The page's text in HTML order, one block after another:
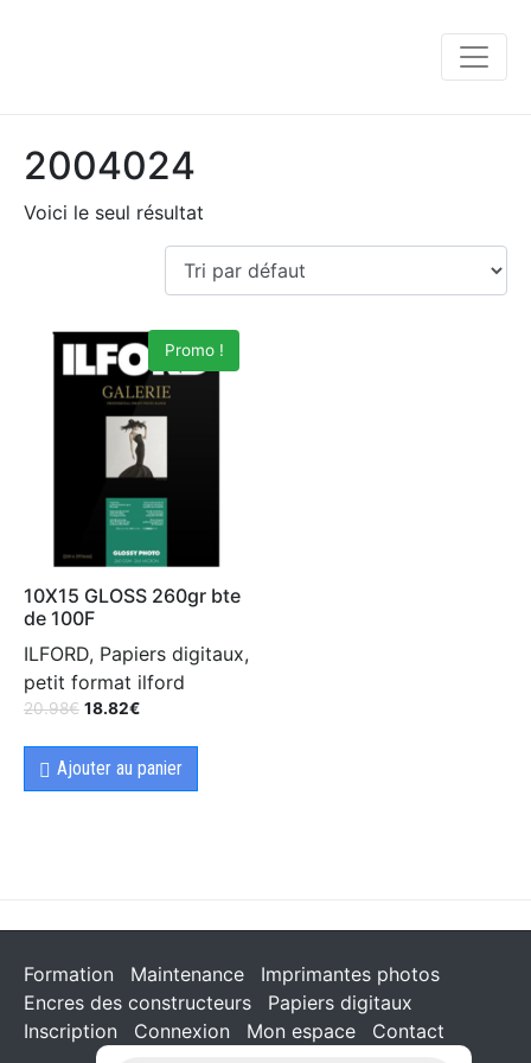
2004024
Voici le seul résultat
Promo !
10X15 GLOSS 260gr bte
de 100F
ILFORD, Papiers digitaux,
petit format ilford
20.98€ 18.82€
Ajouter au panier
Formation Maintenance
Imprimantes photos
Encres des constructeurs
Papiers digitaux
Inscription
Connexion Mon espace Contact